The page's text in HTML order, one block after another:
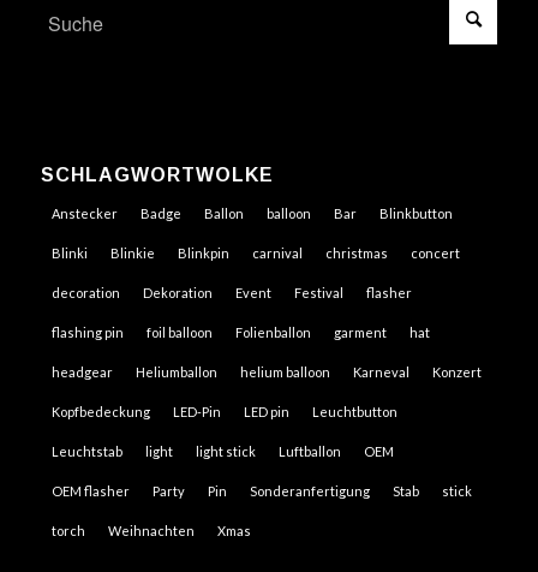
SCHLAGWORTWOLKE
Anstecker Badge Ballon balloon Bar Blinkbutton
Blinki Blinkie Blinkpin carnival christmas concert
decoration Dekoration Event Festival flasher
flashing pin foil balloon Folienballon garment hat
headgear Heliumballon helium balloon Karneval Konzert
Kopfbedeckung LED-Pin LED pin Leuchtbutton
Leuchtstab light light stick Luftballon OEM
OEM flasher Party Pin Sonderanfertigung Stab stick
torch Weihnachten Xmas